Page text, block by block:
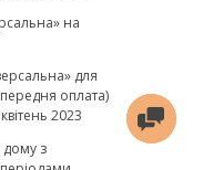
на
для
оплата)
2023
з